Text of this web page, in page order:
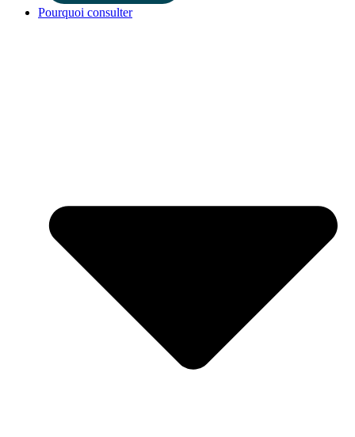
Pourquoi consulter